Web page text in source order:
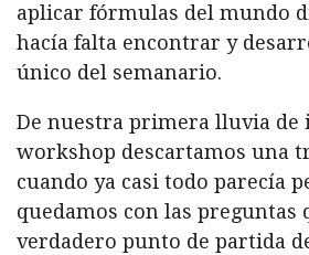
aplicar fórmulas del mundo
hacía falta encontrar y
único del semanario.
De nuestra primera lluvia de
workshop descartamos una
cuando ya casi todo parecía
quedamos con las preguntas
verdadero punto de partida